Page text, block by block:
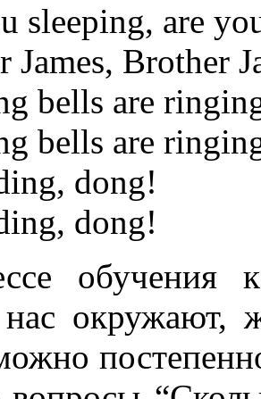
sleeping, are
James, Brother
bells are
bells are
dong!
dong!
обучения
нас окружают,